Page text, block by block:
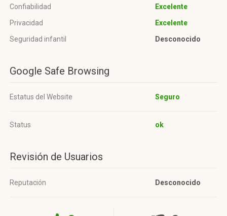
Confiabilidad
Excelente
Privacidad
Excelente
Seguridad infantil
Desconocido
Google Safe Browsing
Estatus del Website Seguro
Status ok
Revisión de Usuarios
Reputación Desconocido